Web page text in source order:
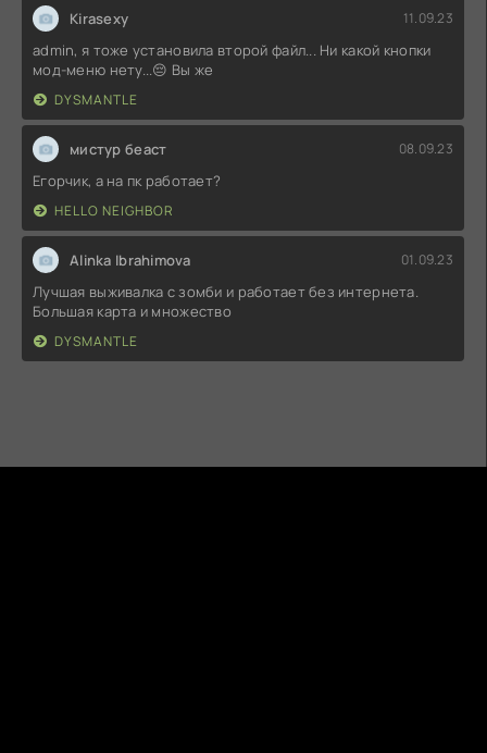
Kirasexy 11.09.23
admin, я тоже установила второй файл... Ни какой кнопки
мод-меню нету...😔 Вы же
DYSMANTLE
мистур беаст 08.09.23
Егорчик, а на пк работает?
HELLO NEIGHBOR
Alinka Ibrahimova 01.09.23
Лучшая выживалка с зомби и работает без интернета.
Большая карта и множество
DYSMANTLE